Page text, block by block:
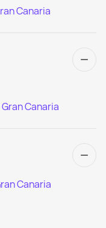
Canaria
Canaria
Canaria